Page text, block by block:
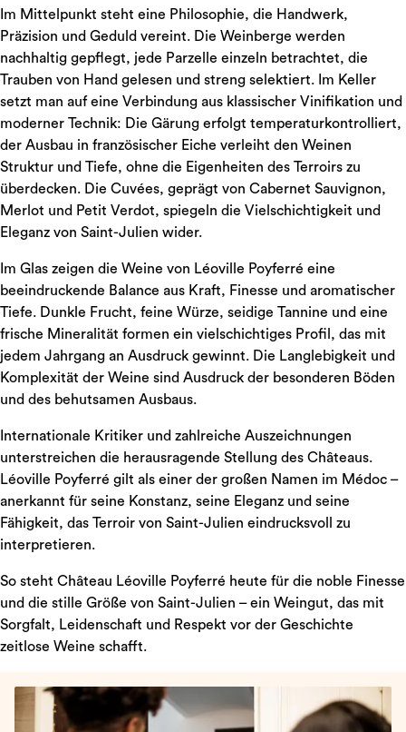
Im Mittelpunkt steht eine Philosophie, die Handwerk,
Präzision und Geduld vereint. Die Weinberge werden
nachhaltig gepflegt, jede Parzelle einzeln betrachtet, die
Trauben von Hand gelesen und streng selektiert. Im Keller
setzt man auf eine Verbindung aus klassischer Vinifikation und
moderner Technik: Die Gärung erfolgt temperaturkontrolliert,
der Ausbau in französischer Eiche verleiht den Weinen
Struktur und Tiefe, ohne die Eigenheiten des Terroirs zu
überdecken. Die Cuvées, geprägt von Cabernet Sauvignon,
Merlot und Petit Verdot, spiegeln die Vielschichtigkeit und
Eleganz von Saint-Julien wider.
Im Glas zeigen die Weine von Léoville Poyferré eine
beeindruckende Balance aus Kraft, Finesse und aromatischer
Tiefe. Dunkle Frucht, feine Würze, seidige Tannine und eine
frische Mineralität formen ein vielschichtiges Profil, das mit
jedem Jahrgang an Ausdruck gewinnt. Die Langlebigkeit und
Komplexität der Weine sind Ausdruck der besonderen Böden
und des behutsamen Ausbaus.
Internationale Kritiker und zahlreiche Auszeichnungen
unterstreichen die herausragende Stellung des Châteaus.
Léoville Poyferré gilt als einer der großen Namen im Médoc –
anerkannt für seine Konstanz, seine Eleganz und seine
Fähigkeit, das Terroir von Saint-Julien eindrucksvoll zu
interpretieren.
So steht Château Léoville Poyferré heute für die noble Finesse
und die stille Größe von Saint-Julien – ein Weingut, das mit
Sorgfalt, Leidenschaft und Respekt vor der Geschichte
zeitlose Weine schafft.